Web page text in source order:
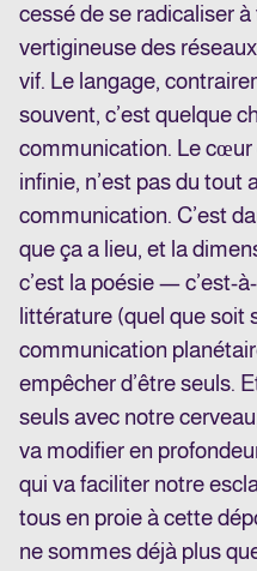
cessé de se radicaliser
vertigineuse des
vif. Le langage,
souvent, c’est quelque
communication. Le cœur
infinie, n’est pas du tout
communication. C’est
que ça a lieu, et la
c’est la poésie — c’est-
littérature (quel que soit
communication
empêcher d’être seuls.
seuls avec notre
va modifier en
qui va faciliter notre
tous en proie à cette
ne sommes déjà plus